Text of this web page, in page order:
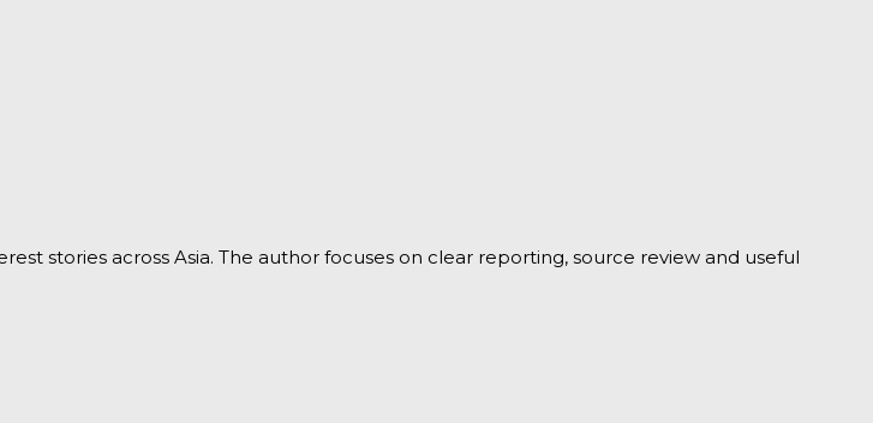
stories across Asia. The author focuses on clear reporting, source review and useful